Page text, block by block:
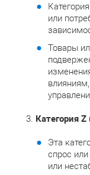
или
Товары
Категория
Эта
спрос
или